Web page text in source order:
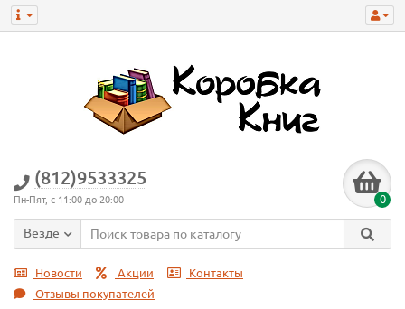
(812)9533325
Пн-Пят, с 11:00 до 20:00 0
Везде
Новости Акции
Контакты
Отзывы покупателей